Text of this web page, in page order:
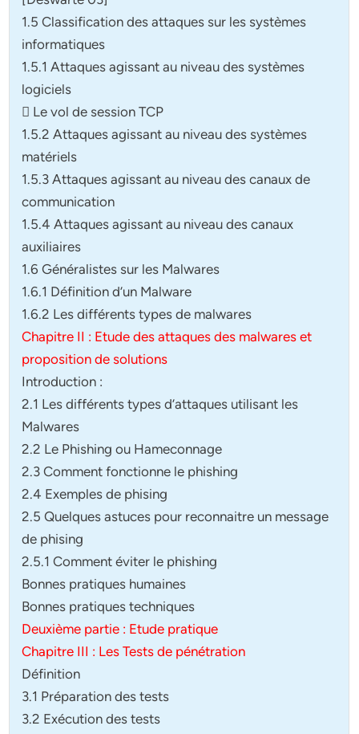
1.5 Classification des attaques sur les systèmes
informatiques
1.5.1 Attaques agissant au niveau des systèmes
logiciels
 Le vol de session TCP
1.5.2 Attaques agissant au niveau des systèmes
matériels
1.5.3 Attaques agissant au niveau des canaux de
communication
1.5.4 Attaques agissant au niveau des canaux
auxiliaires
1.6 Généralistes sur les Malwares
1.6.1 Définition d’un Malware
1.6.2 Les différents types de malwares
Chapitre II : Etude des attaques des malwares et
proposition de solutions
Introduction :
2.1 Les différents types d’attaques utilisant les
Malwares
2.2 Le Phishing ou Hameconnage
2.3 Comment fonctionne le phishing
2.4 Exemples de phising
2.5 Quelques astuces pour reconnaitre un message
de phising
2.5.1 Comment éviter le phishing
Bonnes pratiques humaines
Bonnes pratiques techniques
Deuxième partie : Etude pratique
Chapitre III : Les Tests de pénétration
Définition
3.1 Préparation des tests
3.2 Exécution des tests